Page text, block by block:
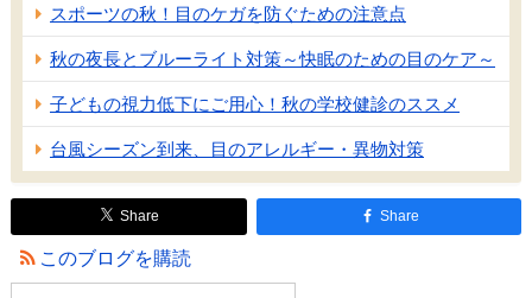
スポーツの秋！目のケガを防ぐための注意点
秋の夜長とブルーライト対策～快眠のための目のケア～
子どもの視力低下にご用心！秋の学校健診のススメ
台風シーズン到来、目のアレルギー・異物対策
Share Share
このブログを購読